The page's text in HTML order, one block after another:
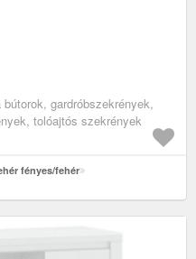
gardróbszekrények,
tolóajtós szekrények
fényes/fehér